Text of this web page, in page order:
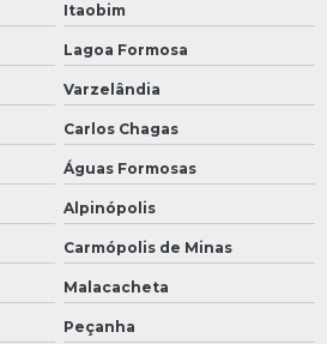
Itaobim
Lagoa Formosa
Varzelândia
Carlos Chagas
Águas Formosas
Alpinópolis
Carmópolis de Minas
Malacacheta
Peçanha